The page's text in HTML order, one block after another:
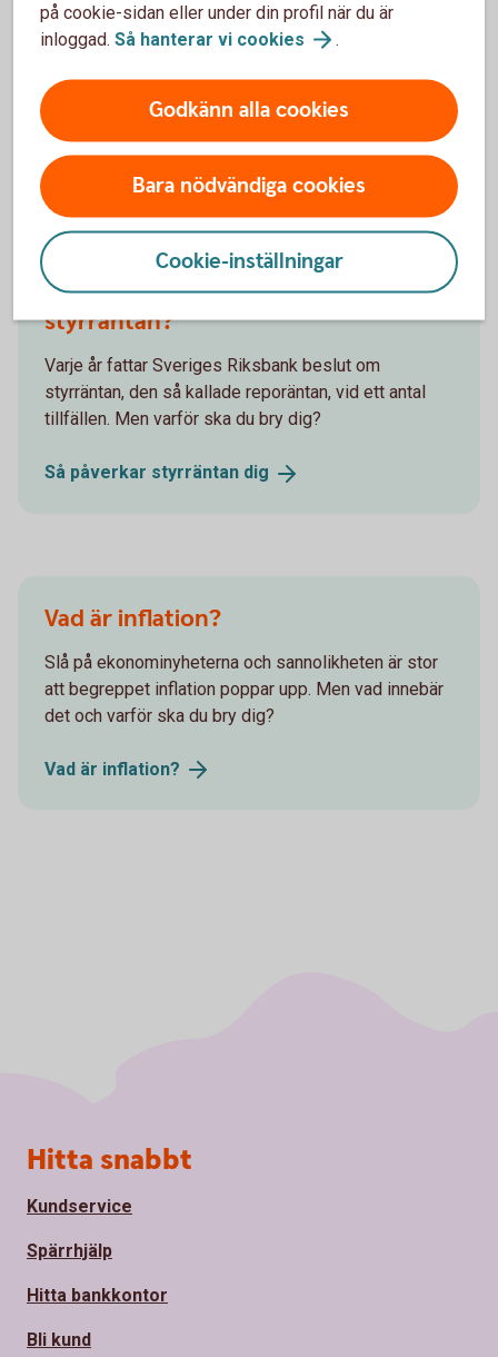
löpande omvärldsanalyser.
Swedbankmakroanalys
Andra läser också
Varför ska man bry sig om
styrräntan?
Varje år fattar Sveriges Riksbank beslut om
styrräntan, den så kallade reporäntan, vid ett antal
tillfällen. Men varför ska du bry dig?
Så påverkar styrräntan dig
Vad är inflation?
Slå på ekonominyheterna och sannolikheten är stor
att begreppet inflation poppar upp. Men vad innebär
det och varför ska du bry dig?
Vad är inflation?
på cookie-sidan eller under din profil när du är
inloggad. Så hanterar vi cookies .
Godkänn alla cookies
Bara nödvändiga cookies
Cookie-inställningar
Sidfot
Hitta snabbt
Kundservice
Spärrhjälp
Hitta bankkontor
Bli kund